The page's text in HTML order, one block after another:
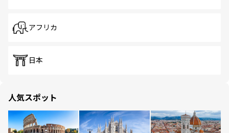
アフリカ
日本
人気スポット